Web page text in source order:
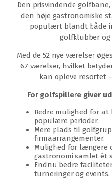
Den prisvindende
den høje gastronomiske
populært blandt både
golfklubber og
Med de 52 nye værelser
67 værelser, hvilket
kan opleve resortet
For golfspillere giver
Bedre mulighed for at
populære perioder.
Mere plads til
firmaarrangementer.
Mulighed for længere
gastronomi samlet ét
Endnu bedre
turneringer og events.